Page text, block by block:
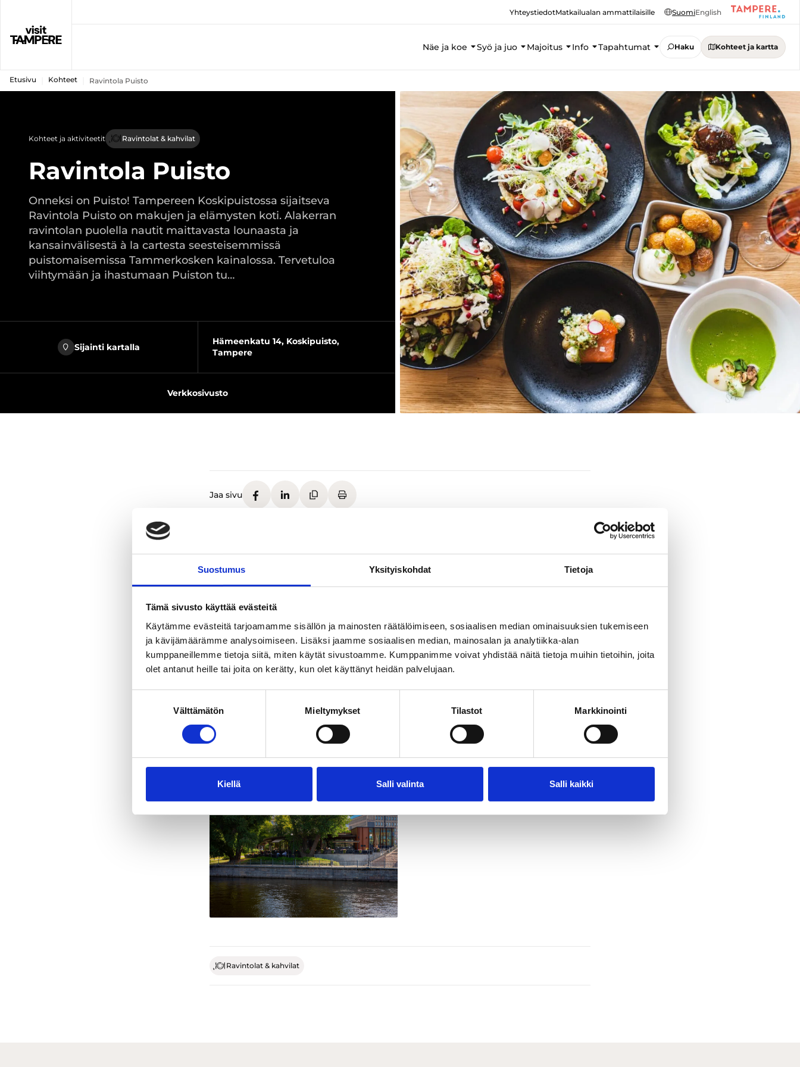
Suostumus Yksityiskohdat Tietoja
Tämä sivusto käyttää evästeitä
Käytämme evästeitä tarjoamamme sisällön ja mainosten räätälöimiseen, sosiaalisen median ominaisuuksien tukemiseen
ja kävijämäärämme analysoimiseen. Lisäksi jaamme sosiaalisen median, mainosalan ja analytiikka-alan
kumppaneillemme tietoja siitä, miten käytät sivustoamme. Kumppanimme voivat yhdistää näitä tietoja muihin tietoihin, joita
olet antanut heille tai joita on kerätty, kun olet käyttänyt heidän palvelujaan.
Välttämätön Mieltymykset Tilastot Markkinointi
Kiellä Salli valinta Salli kaikki
YhteystiedotMatkailualan ammattilaisille SuomiEnglish
Näe ja koe Syö ja juo Majoitus Info Tapahtumat Haku Kohteet ja kartta
Etusivu Kohteet Ravintola Puisto
Kohteet ja aktiviteetit Ravintolat & kahvilat
Ravintola Puisto
Onneksi on Puisto! Tampereen Koskipuistossa sijaitseva
Ravintola Puisto on makujen ja elämysten koti. Alakerran
ravintolan puolella nautit maittavasta lounaasta ja
kansainvälisestä à la cartesta seesteisemmissä
puistomaisemissa Tammerkosken kainalossa. Tervetuloa
viihtymään ja ihastumaan Puiston tu…
Sijainti kartalla
Hämeenkatu 14, Koskipuisto,
Tampere
Verkkosivusto
Jaa sivu
Tampereen Koskipuistossa sijaitseva Ravintola Puisto on makujen ja elämysten
koti. Alakerran ravintolan puolella nautit maittavasta lounaasta ja
Tammerkosken kainalossa. Tervetuloa viihtymään ja ihastumaan Puiston
tunnelmaan ikonisessa miljöössä!
Ravintolat & kahvilat